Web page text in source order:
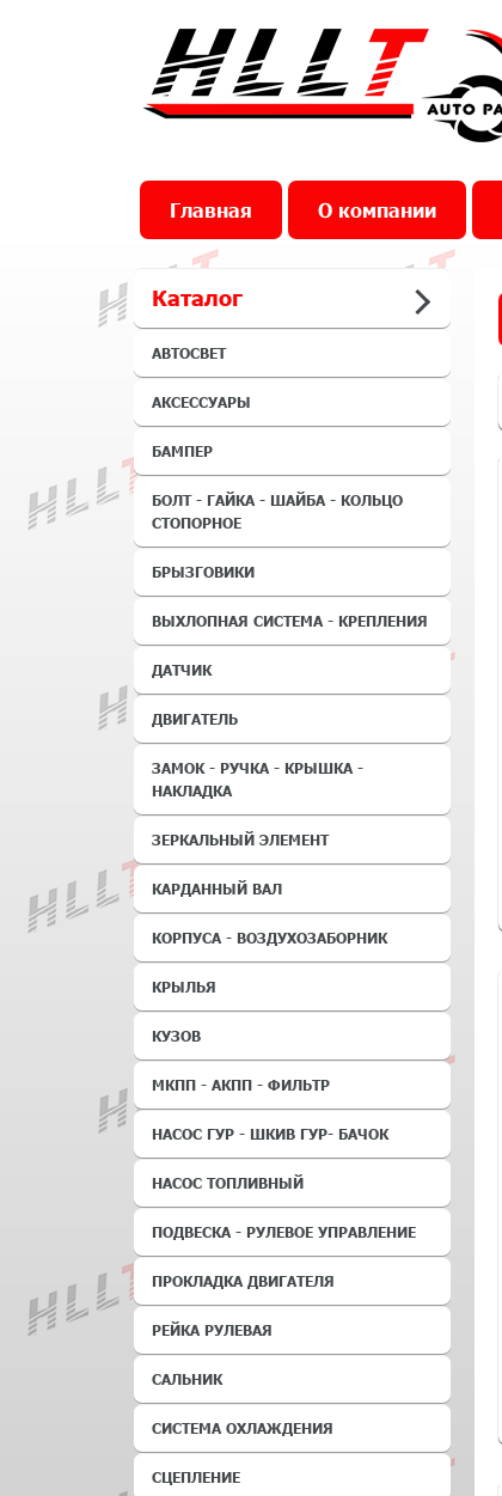
Главная О компании
Каталог
АВТОСВЕТ
АКСЕССУАРЫ
БАМПЕР
БОЛТ - ГАЙКА - ШАЙБА - КОЛЬЦО
СТОПОРНОЕ
БРЫЗГОВИКИ
ВЫХЛОПНАЯ СИСТЕМА - КРЕПЛЕНИЯ
ДАТЧИК
ДВИГАТЕЛЬ
ЗАМОК - РУЧКА - КРЫШКА -
НАКЛАДКА
ЗЕРКАЛЬНЫЙ ЭЛЕМЕНТ
КАРДАННЫЙ ВАЛ
КОРПУСА - ВОЗДУХОЗАБОРНИК
КРЫЛЬЯ
КУЗОВ
МКПП - АКПП - ФИЛЬТР
НАСОС ГУР - ШКИВ ГУР- БАЧОК
НАСОС ТОПЛИВНЫЙ
ПОДВЕСКА - РУЛЕВОЕ УПРАВЛЕНИЕ
ПРОКЛАДКА ДВИГАТЕЛЯ
РЕЙКА РУЛЕВАЯ
САЛЬНИК
СИСТЕМА ОХЛАЖДЕНИЯ
СЦЕПЛЕНИЕ